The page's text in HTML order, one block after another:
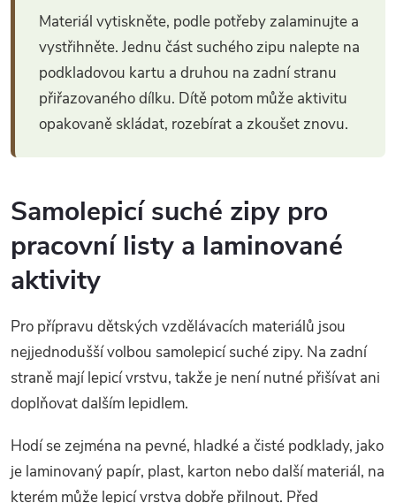
Materiál vytiskněte, podle potřeby zalaminujte a
vystřihněte. Jednu část suchého zipu nalepte na
podkladovou kartu a druhou na zadní stranu
přiřazovaného dílku. Dítě potom může aktivitu
opakovaně skládat, rozebírat a zkoušet znovu.
Samolepicí suché zipy pro
pracovní listy a laminované
aktivity
Pro přípravu dětských vzdělávacích materiálů jsou
nejjednodušší volbou samolepicí suché zipy. Na zadní
straně mají lepicí vrstvu, takže je není nutné přišívat ani
doplňovat dalším lepidlem.
Hodí se zejména na pevné, hladké a čisté podklady, jako
je laminovaný papír, plast, karton nebo další materiál, na
kterém může lepicí vrstva dobře přilnout. Před